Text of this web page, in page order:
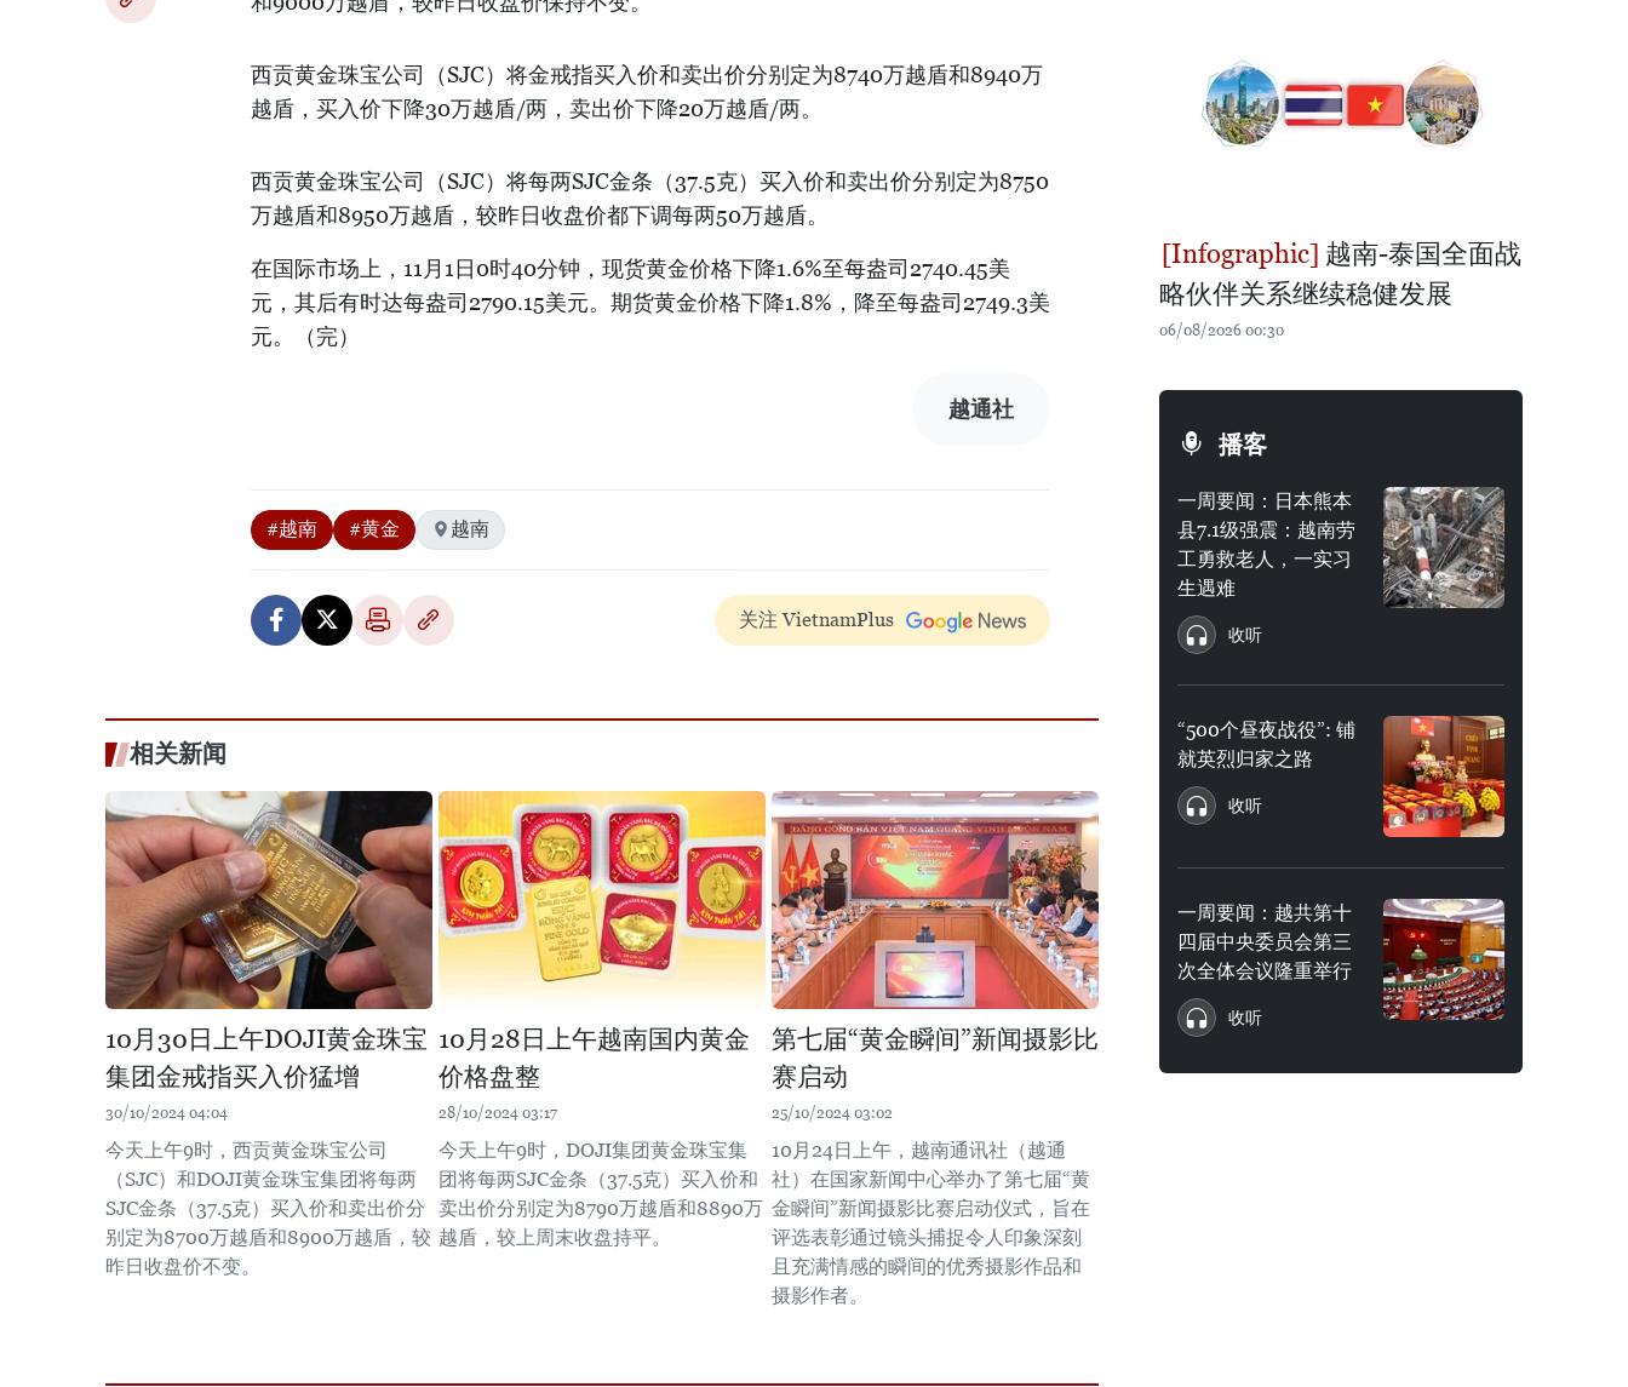
西贡黄金珠宝公司（SJC）将金戒指买入价和卖出价分别定为8740万越盾和8940万
越盾，买入价下降30万越盾/两，卖出价下降20万越盾/两。
西贡黄金珠宝公司（SJC）将每两SJC金条（37.5克）买入价和卖出价分别定为8750
万越盾和8950万越盾，较昨日收盘价都下调每两50万越盾。
在国际市场上，11月1日0时40分钟，现货黄金价格下降1.6%至每盎司2740.45美
元，其后有时达每盎司2790.15美元。期货黄金价格下降1.8%，降至每盎司2749.3美
元。（完）
越通社
#越南 #黄金 越南
关注 VietnamPlus
相关新闻
10月30日上午DOJI黄金珠宝
集团金戒指买入价猛增
30/10/2024 04:04
今天上午9时，西贡黄金珠宝公司
（SJC）和DOJI黄金珠宝集团将每两
SJC金条（37.5克）买入价和卖出价分
别定为8700万越盾和8900万越盾，较
昨日收盘价不变。
10月28日上午越南国内黄金
价格盘整
28/10/2024 03:17
今天上午9时，DOJI集团黄金珠宝集
团将每两SJC金条（37.5克）买入价和
卖出价分别定为8790万越盾和8890万
越盾，较上周末收盘持平。
第七届“黄金瞬间”新闻摄影比
赛启动
25/10/2024 03:02
10月24日上午，越南通讯社（越通
社）在国家新闻中心举办了第七届“黄
金瞬间”新闻摄影比赛启动仪式，旨在
评选表彰通过镜头捕捉令人印象深刻
且充满情感的瞬间的优秀摄影作品和
摄影作者。
越南-泰国全面战
略伙伴关系继续稳健发展
06/08/2026 00:30
播客
一周要闻：日本熊本
县7.1级强震：越南劳
工勇救老人，一实习
生遇难
收听
“500个昼夜战役”: 铺
就英烈归家之路
收听
一周要闻：越共第十
四届中央委员会第三
次全体会议隆重举行
收听